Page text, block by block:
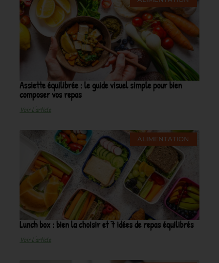
Assiette équilibrée : le guide visuel simple pour bien
composer vos repas
Voir L'article
ALIMENTATION
Lunch box : bien la choisir et 7 idées de repas équilibrés
Voir L'article